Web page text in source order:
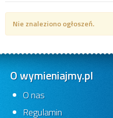
Nie znaleziono ogłoszeń.
O wymieniajmy.pl
O nas
Regulamin